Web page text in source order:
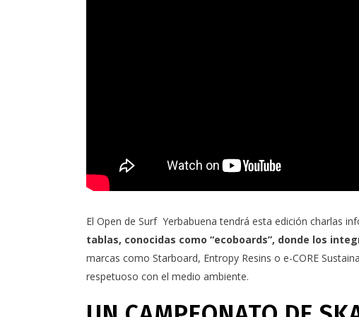
El Open de Surf Yerbabuena tendrá esta edición charlas
tablas, conocidas como “ecoboards”, donde los
marcas como Starboard, Entropy Resins o e-CORE
respetuoso con el medio ambiente.